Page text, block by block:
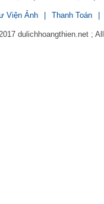
Viện Ảnh Thanh Toán
dulichhoangthien.net ;